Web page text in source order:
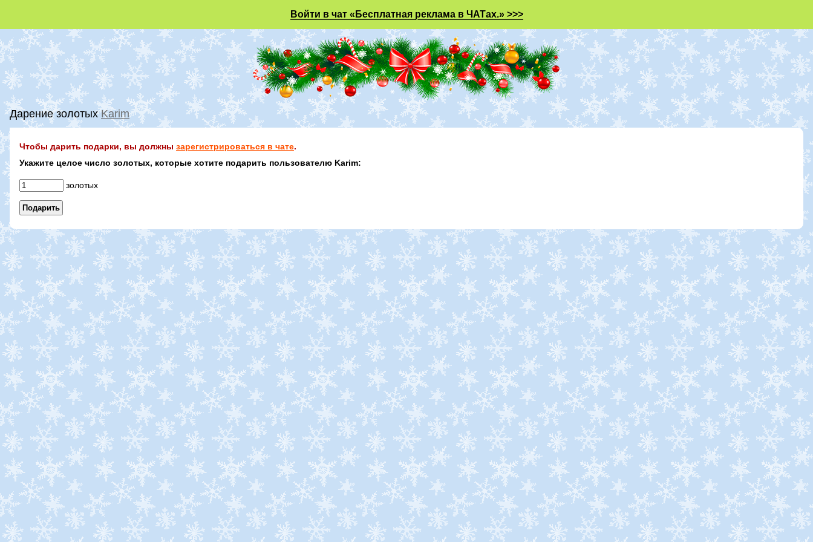
Войти в чат «Бесплатная реклама в ЧАТах.» >>>
Дарение золотыхKarim
Чтобы дарить подарки, вы должны зарегистрироваться в чате.
Укажите целое число золотых, которые хотите подарить пользователю Karim:
золотых